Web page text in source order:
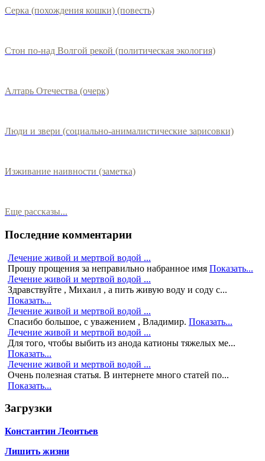
Серка (похождения кошки) (повесть)
Стон по-над Волгой рекой (политическая экология)
Алтарь Отечества (очерк)
Люди и звери (социально-анималистические зарисовки)
Изживание наивности (заметка)
Еще рассказы...
Последние комментарии
Лечение живой и мертвой водой ...
Прошу прощения за неправильно набранное имя Показать...
Лечение живой и мертвой водой ...
Здравствуйте , Михаил , а пить живую воду и соду с...
Показать...
Лечение живой и мертвой водой ...
Спасибо большое, с уважением , Владимир. Показать...
Лечение живой и мертвой водой ...
Для того, чтобы выбить из анода катионы тяжелых ме...
Показать...
Лечение живой и мертвой водой ...
Очень полезная статья. В интернете много статей по...
Показать...
Загрузки
Константин Леонтьев
Лишить жизни